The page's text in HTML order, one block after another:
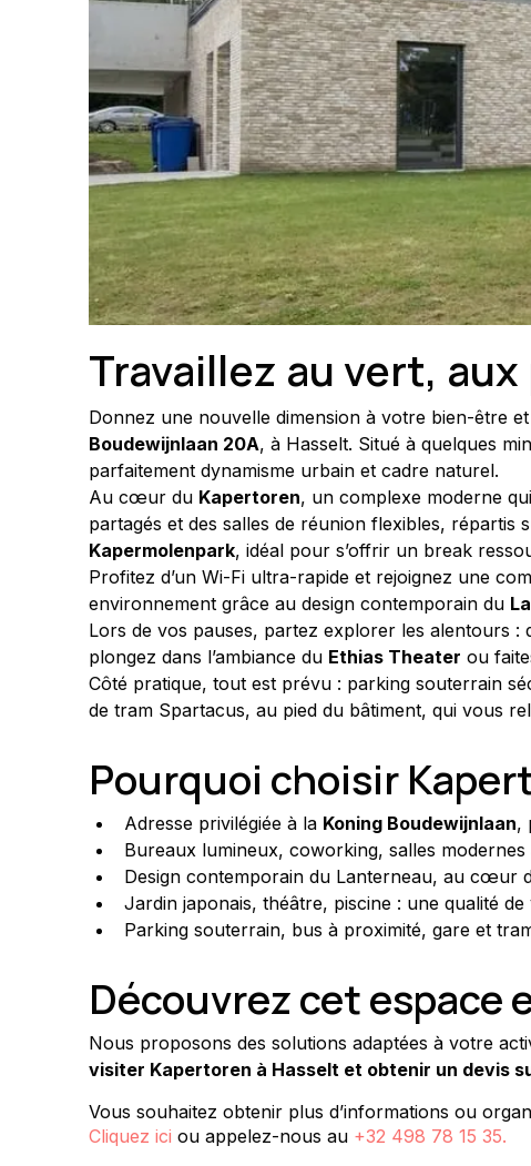
Travaillez au vert,
Donnez une nouvelle dimension à votre bien-être
Boudewijnlaan 20A, à Hasselt. Situé à quelques
parfaitement dynamisme urbain et cadre naturel.
Au cœur du Kapertoren, un complexe moderne
partagés et des salles de réunion flexibles, répartis
Kapermolenpark, idéal pour s’offrir un break
Profitez d’un Wi-Fi ultra-rapide et rejoignez une
environnement grâce au design contemporain du
Lors de vos pauses, partez explorer les alentours :
plongez dans l’ambiance du Ethias Theater ou
Côté pratique, tout est prévu : parking souterrain
de tram Spartacus, au pied du bâtiment, qui vous
Pourquoi choisir
Adresse privilégiée à la Koning Boudewijnlaan,
Bureaux lumineux, coworking, salles
Design contemporain du Lanterneau, au cœur
Jardin japonais, théâtre, piscine : une qualité
Parking souterrain, bus à proximité, gare et
Découvrez cet espace
Nous proposons des solutions adaptées à votre
visiter Kapertoren à Hasselt et obtenir un devis
Vous souhaitez obtenir plus d’informations ou
Cliquez ici ou appelez-nous au +32 498 78 15 35.